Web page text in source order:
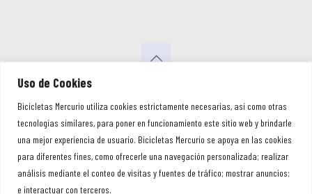
Uso de Cookies
Bicicletas Mercurio utiliza cookies estrictamente necesarias, así como otras
tecnologías similares, para poner en funcionamiento este sitio web y brindarle
una mejor experiencia de usuario. Bicicletas Mercurio se apoya en las cookies
para diferentes fines, como ofrecerle una navegación personalizada; realizar
análisis mediante el conteo de visitas y fuentes de tráfico; mostrar anuncios;
e interactuar con terceros.
Derechos Reservados